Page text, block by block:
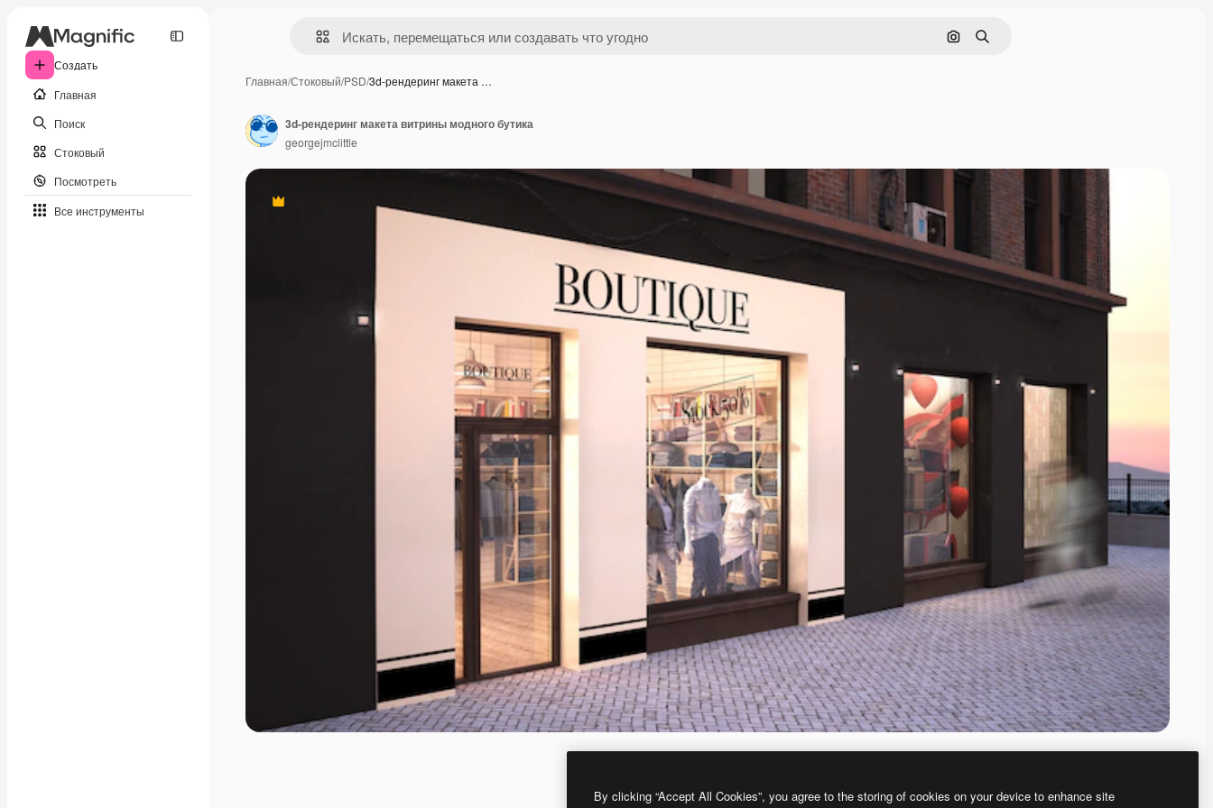
Создать
Главная
Поиск
Стоковый
Посмотреть
Все инструменты
Поиск по изображению
Поиск
Главная/Стоковый/PSD/3d-рендеринг макета …
Премиум
3d-рендеринг макета витрины модного бутика
georgejmclittle
By clicking “Accept All Cookies”, you agree to the storing of cookies on your device to enhance site